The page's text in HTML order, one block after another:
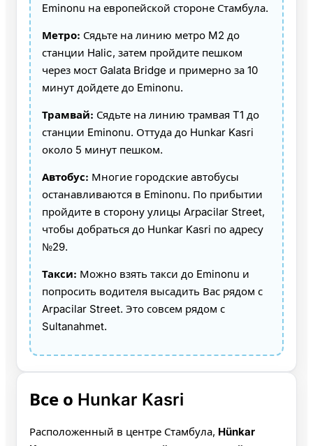
Eminonu на европейской стороне Стамбула.
Метро: Сядьте на линию метро M2 до
станции Halic, затем пройдите пешком
через мост Galata Bridge и примерно за 10
минут дойдете до Eminonu.
Трамвай: Сядьте на линию трамвая T1 до
станции Eminonu. Оттуда до Hunkar Kasri
около 5 минут пешком.
Автобус: Многие городские автобусы
останавливаются в Eminonu. По прибытии
пройдите в сторону улицы Arpacilar Street,
чтобы добраться до Hunkar Kasri по адресу
№29.
Такси: Можно взять такси до Eminonu и
попросить водителя высадить Вас рядом с
Arpacilar Street. Это совсем рядом с
Sultanahmet.
Все о Hunkar Kasri
Расположенный в центре Стамбула, Hünkar